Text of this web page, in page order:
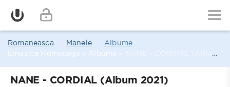
Romaneasca Manele
Albume
Emuzica Homepage
Albume
NANE - CORDIAL (Album 2021)